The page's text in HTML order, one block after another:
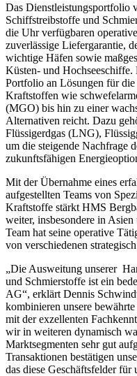
Das Dienstleistungsportfolio
Schiffstreibstoffe und
die Uhr verfügbaren
zuverlässige Liefergarantie,
wichtige Häfen sowie
Küsten- und
Portfolio an Lösungen für
Kraftstoffen wie
(MGO) bis hin zu einer
Alternativen reicht. Dazu
Flüssigerdgas (LNG),
um die steigende Nachfrage
zukunftsfähigen
Mit der Übernahme eines
aufgestellten Teams von
Kraftstoffe stärkt HMS
weiter, insbesondere in
Team hat seine operative
von verschiedenen
„Die Ausweitung unserer
und Schmierstoffe ist ein
AG“, erklärt Dennis
kombinieren unsere
mit der exzellenten
wir in weiteren dynamisch
Marktsegmenten sehr gut
Transaktionen bestätigen
das diese Geschäftsfelder für